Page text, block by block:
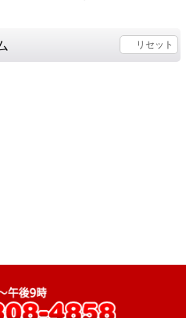
リセット